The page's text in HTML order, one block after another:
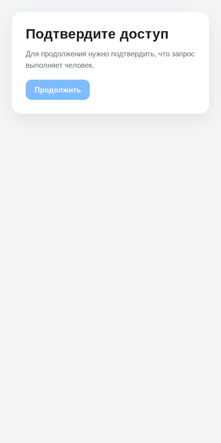
Подтвердите доступ
Для продолжения нужно подтвердить, что запрос
выполняет человек.
Продолжить